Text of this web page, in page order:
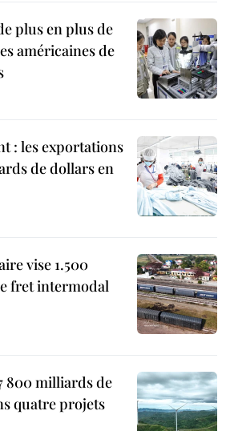
plus en plus de
américaines de
: les exportations
de dollars en
vise 1.500
fret intermodal
800 milliards de
quatre projets